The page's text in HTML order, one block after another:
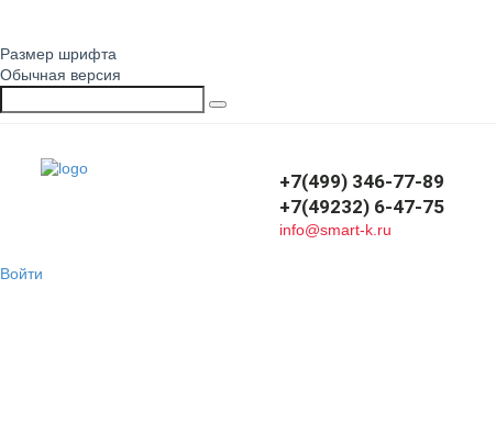
Размер шрифта
Обычная версия
+7(499) 346-77-89
+7(49232) 6-47-75
info@smart-k.ru
Войти